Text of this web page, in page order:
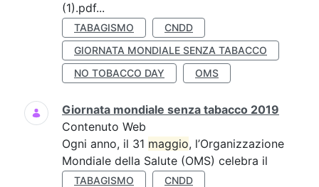
(1).pdf...
TABAGISMO
CNDD
GIORNATA MONDIALE SENZA TABACCO
NO TOBACCO DAY
OMS
Giornata mondiale senza tabacco 2019
Contenuto Web
Ogni anno, il 31 maggio, l’Organizzazione
Mondiale della Salute (OMS) celebra il
TABAGISMO
CNDD